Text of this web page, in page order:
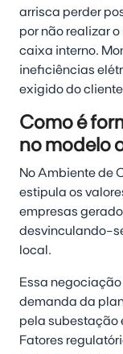
arrisca perder
por não realizar
caixa interno.
ineficiências
exigido do
Como é
no modelo
No Ambiente de
estipula os
empresas
desvinculando-
local.
Essa
demanda da
pela subestação
Fatores